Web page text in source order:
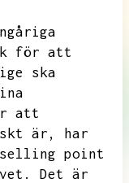
för att
ska
att
är,
har
selling point
Det är